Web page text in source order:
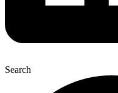
Search